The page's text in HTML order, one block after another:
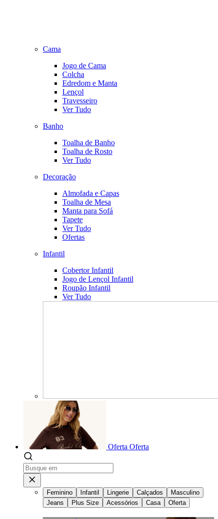
Cama
Jogo de Cama
Colcha
Edredom e Manta
Lençol
Travesseiro
Ver Tudo
Banho
Toalha de Banho
Toalha de Rosto
Ver Tudo
Decoração
Almofada e Capas
Toalha de Mesa
Manta para Sofá
Tapete
Ver Tudo
Ofertas
Infantil
Cobertor Infantil
Jogo de Lençol Infantil
Roupão Infantil
Ver Tudo
Oferta Oferta
Feminino Infantil Lingerie Calçados
Masculino
Jeans
Plus Size Acessórios Casa Oferta